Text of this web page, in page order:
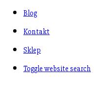
Blog
Kontakt
Sklep
Toggle website search